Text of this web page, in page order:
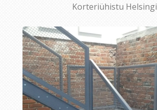
Korteriühistu Helsingi